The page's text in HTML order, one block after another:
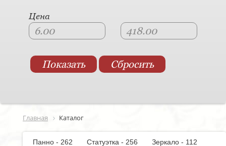
Цена
Главная Каталог
Панно - 262 Статуэтка - 256
Зеркало - 112